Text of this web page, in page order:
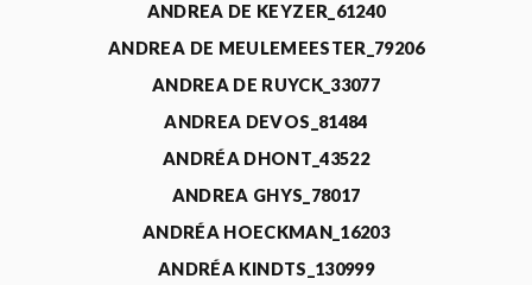
ANDREA DE KEYZER_61240
ANDREA DE MEULEMEESTER_79206
ANDREA DE RUYCK_33077
ANDREA DEVOS_81484
ANDRÉA DHONT_43522
ANDREA GHYS_78017
ANDRÉA HOECKMAN_16203
ANDRÉA KINDTS_130999